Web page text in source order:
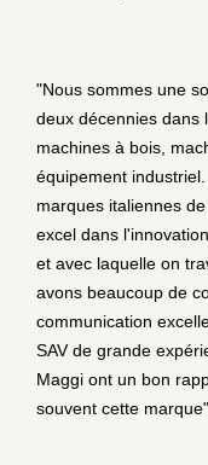
"Nous sommes une
deux décennies dans
machines à bois,
équipement
marques italiennes
excel dans
et avec laquelle on
avons beaucoup de
communication
SAV de grande
Maggi ont un bon
souvent cette marque".